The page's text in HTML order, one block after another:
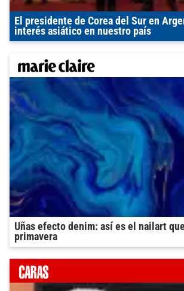
El presidente de Corea del Sur en
interés asiático en nuestro país
Uñas efecto denim: así es el nailart
primavera